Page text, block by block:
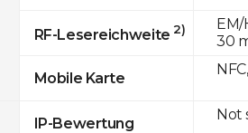
RF-Lesereichweite 2)
Mobile Karte
IP-Bewertung
EM/
30
Not